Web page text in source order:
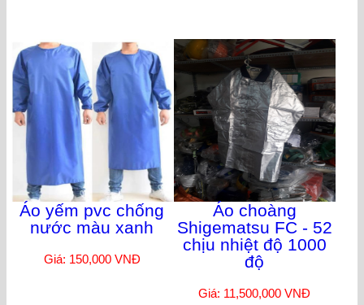
Áo yếm pvc chống
nước màu xanh
Giá: 150,000 VNĐ
Áo choàng
Shigematsu FC - 52
chịu nhiệt độ 1000
độ
Giá: 11,500,000 VNĐ